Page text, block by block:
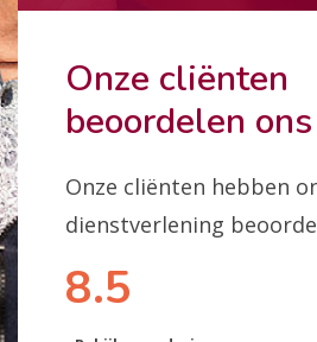
Onze cliënten
beoordelen ons
Onze cliënten hebben
dienstverlening
8.5